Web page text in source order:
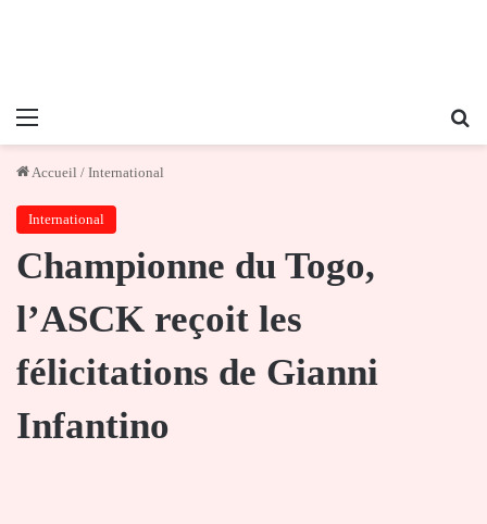
Menu
Accueil / International
International
Championne du Togo,
l’ASCK reçoit les
félicitations de Gianni
Infantino